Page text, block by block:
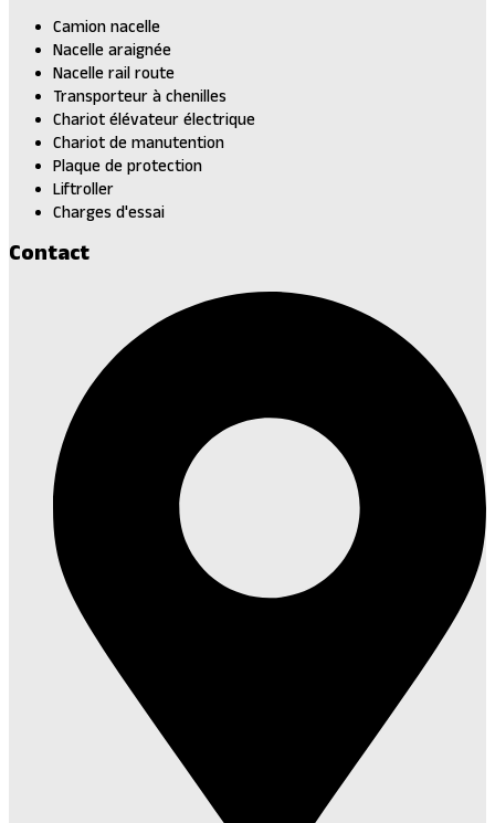
Camion nacelle
Nacelle araignée
Nacelle rail route
Transporteur à chenilles
Chariot élévateur électrique
Chariot de manutention
Plaque de protection
Liftroller
Charges d'essai
Contact